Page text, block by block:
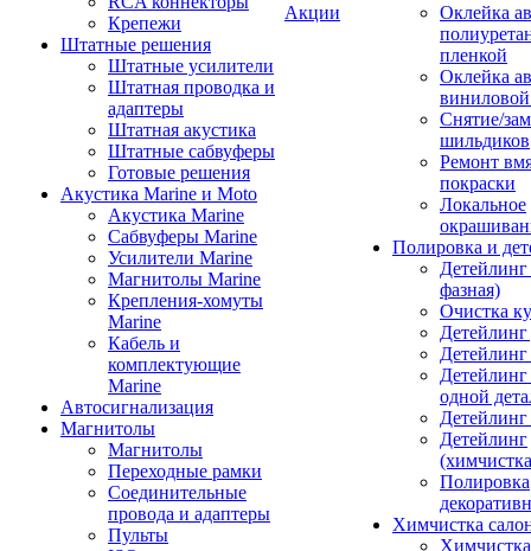
Крепежи
Штатные решения
Штатные усилители
Штатная проводка и
адаптеры
Штатная акустика
Штатные сабвуферы
Готовые решения
Акустика Marine и Moto
Акустика Marine
Сабвуферы Marine
Усилители Marine
Магнитолы Marine
Крепления-хомуты
Marine
Кабель и
комплектующие
Marine
Автосигнализация
Магнитолы
Магнитолы
Переходные рамки
Соединительные
провода и адаптеры
Пульты
Акции
Оклейка
пленкой
Оклейка
Снятие/
шильдиков
Ремонт
покраски
Локальное
Полировка и
фазная)
Очистка
Детейлинг
одной
Детейлинг
Полировка
Химчистка